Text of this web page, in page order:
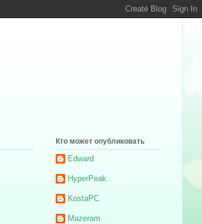
Кто может опубликовать
Edward
HyperPeak
KostaPC
Mazeram